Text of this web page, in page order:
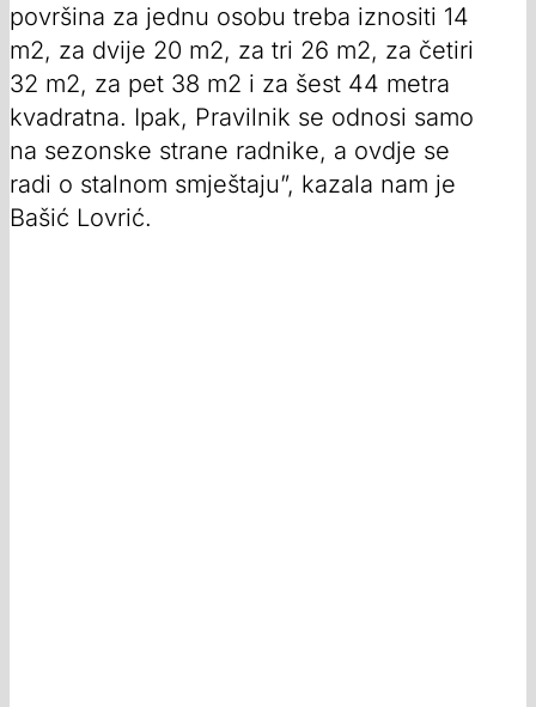
površina za jednu osobu treba iznositi 14
m2, za dvije 20 m2, za tri 26 m2, za četiri
32 m2, za pet 38 m2 i za šest 44 metra
kvadratna. Ipak, Pravilnik se odnosi samo
na sezonske strane radnike, a ovdje se
radi o stalnom smještaju”, kazala nam je
Bašić Lovrić.